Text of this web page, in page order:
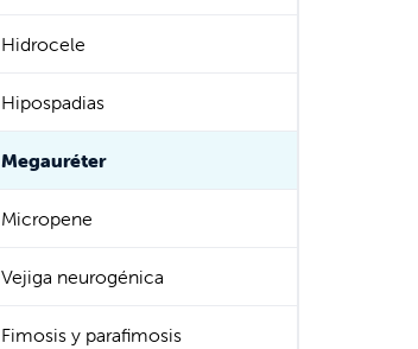
Hidrocele
Hipospadias
Megauréter
Micropene
Vejiga neurogénica
Fimosis y parafimosis